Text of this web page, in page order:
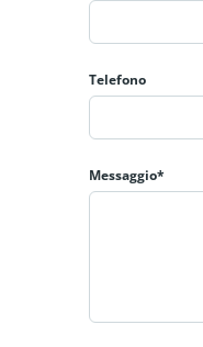
Telefono
Messaggio*